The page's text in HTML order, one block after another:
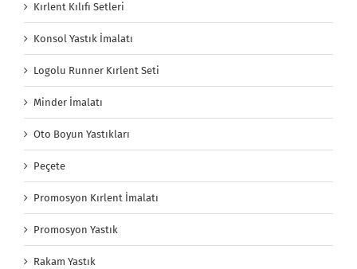
Kırlent Kılıfı Setleri
Konsol Yastık İmalatı
Logolu Runner Kırlent Seti
Minder İmalatı
Oto Boyun Yastıkları
Peçete
Promosyon Kırlent İmalatı
Promosyon Yastık
Rakam Yastık